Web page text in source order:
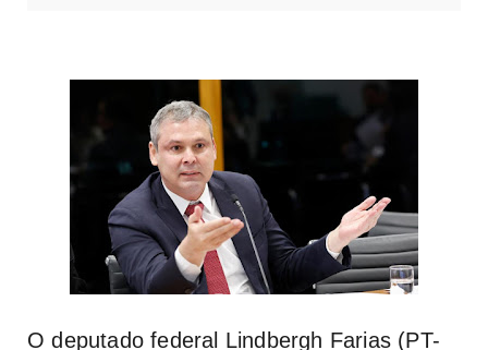
O deputado federal Lindbergh Farias (PT-